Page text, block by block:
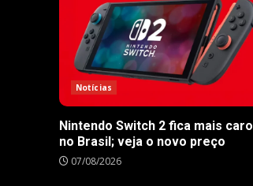
Notícias
Nintendo Switch 2 fica mais caro
no Brasil; veja o novo preço
07/08/2026